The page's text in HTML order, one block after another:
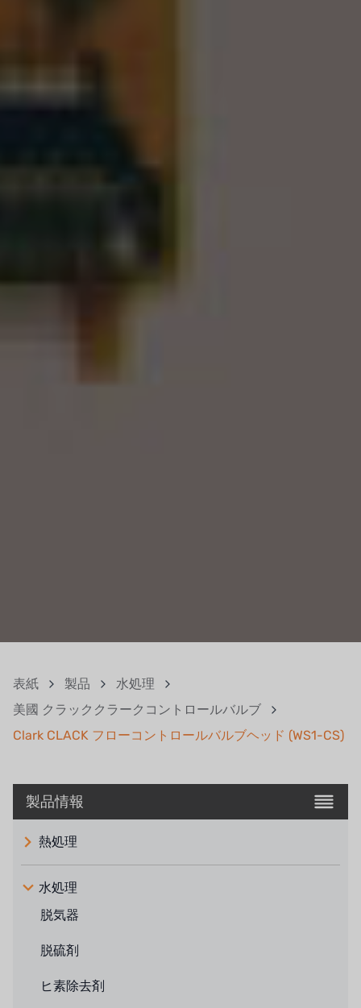
表紙 製品
水処理
美國 クラッククラークコントロールバルブ
Clark CLACK フローコントロールバルブヘッド (WS1-CS)
製品情報
熱処理
水処理
脱気器
脱硫剤
ヒ素除去剤